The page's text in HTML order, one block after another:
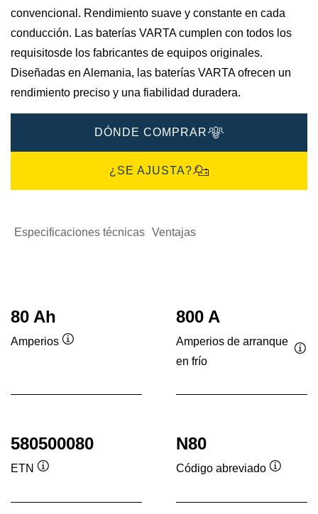
convencional. Rendimiento suave y constante en cada
conducción. Las baterías VARTA cumplen con todos los
requisitosde los fabricantes de equipos originales.
Diseñadas en Alemania, las baterías VARTA ofrecen un
rendimiento preciso y una fiabilidad duradera.
DÓNDE COMPRAR
¿SE AJUSTA?
Especificaciones técnicas Ventajas
80 Ah
Amperios
800 A
Amperios de arranque
en frío
580500080
ETN
herramientas
N80
Código abreviado